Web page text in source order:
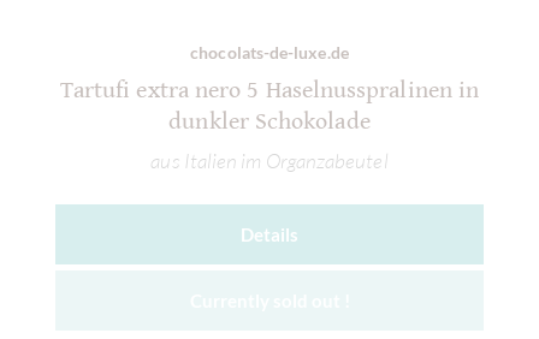
chocolats-de-luxe.de
Tartufi extra nero 5 Haselnusspralinen in
dunkler Schokolade
aus Italien im Organzabeutel
Details